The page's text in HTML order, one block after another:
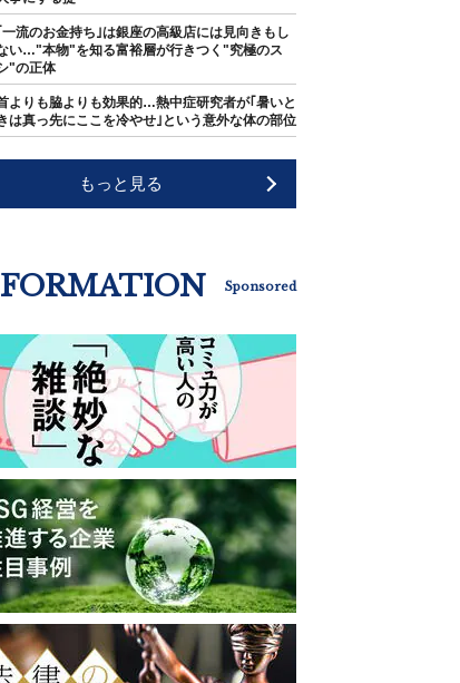
一流のお金持ち｣は銀座の高級店には見向きもし
い…"本物"を知る富裕層が行きつく"究極のス
"の正体
よりも脇よりも効果的…熱中症研究者が｢暑いと
は真っ先にここを冷やせ｣という意外な体の部位
もっと見る
Sponsored